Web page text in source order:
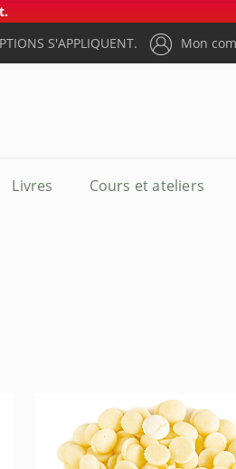
S'APPLIQUENT.
Mon
Livres Cours et ateliers